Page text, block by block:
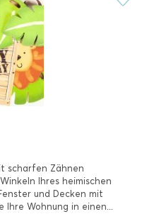
scharfen Zähnen
Ihres heimischen
und Decken mit
Wohnung in einen...